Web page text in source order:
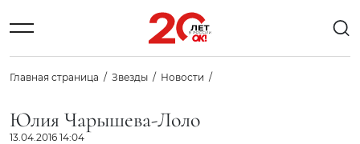
Главная страница Звезды Новости
Юлия Чарышева-Лоло
13.04.2016 14:04